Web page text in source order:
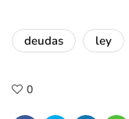
deudas ley
0